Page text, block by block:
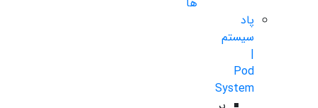
پاد
سیستم
|
Pod
System